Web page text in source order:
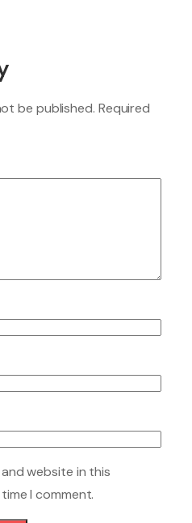
be published. Required
and website in this
I comment.